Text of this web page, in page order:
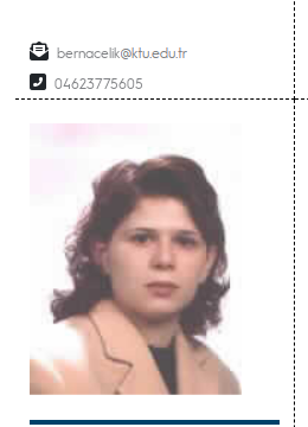
bernacelik
04623775605